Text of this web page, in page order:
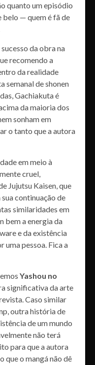
quanto um episódio
belo — quem é fã de
da obra na
recomendo a
da realidade
semanal de shonen
Gachiakuta é
da maioria dos
sonham em
o tanto que a autora
em meio à
cruel,
Jujutsu Kaisen, que
continuação de
similaridades em
bem a energia da
e da existência
uma pessoa. Fica a
Yashou no
significativa da arte
Caso similar
outra história de
de um mundo
não terá
para que a autora
que o mangá não dê